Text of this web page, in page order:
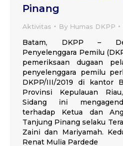
Pinang
Aktivitas By Humas DKPP
Batam, DKPP –
Penyelenggara Pemilu
pemeriksaan dugaan
penyelenggara pemilu
DKPP/III/2019 di kantor
Provinsi Kepulauan
Sidang ini
terhadap Ketua dan
Tanjung Pinang selaku
Zaini dan Mariyamah.
Renat Mulia Pardede